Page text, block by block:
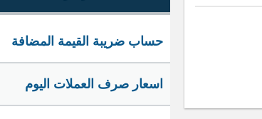
حساب ضريبة القيمة المضافة
اسعار صرف العملات اليوم